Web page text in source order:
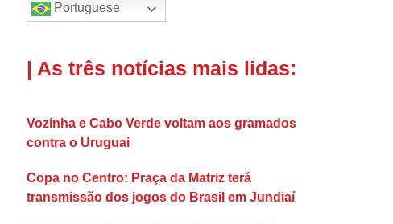
Portuguese
| As três notícias mais lidas:
Vozinha e Cabo Verde voltam aos gramados
contra o Uruguai
Copa no Centro: Praça da Matriz terá
transmissão dos jogos do Brasil em Jundiaí